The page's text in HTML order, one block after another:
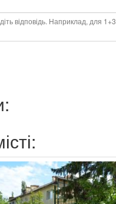
відповідь. Наприклад, для 1+3